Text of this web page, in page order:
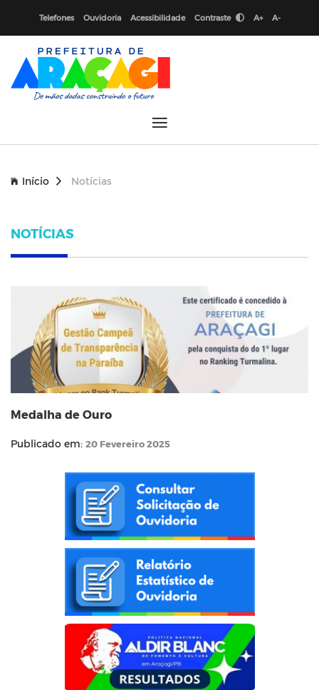
Telefones Ouvidoria Acessibilidade Contraste A+ A-
Início Notícias
NOTÍCIAS
Medalha de Ouro
Publicado em: 20 Fevereiro 2025